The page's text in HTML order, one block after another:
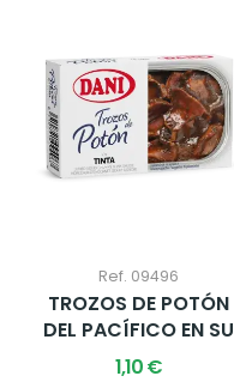
Ref. 09496
TROZOS DE POTÓN
DEL PACÍFICO EN SU
TINTA 111G X...
1,10 €